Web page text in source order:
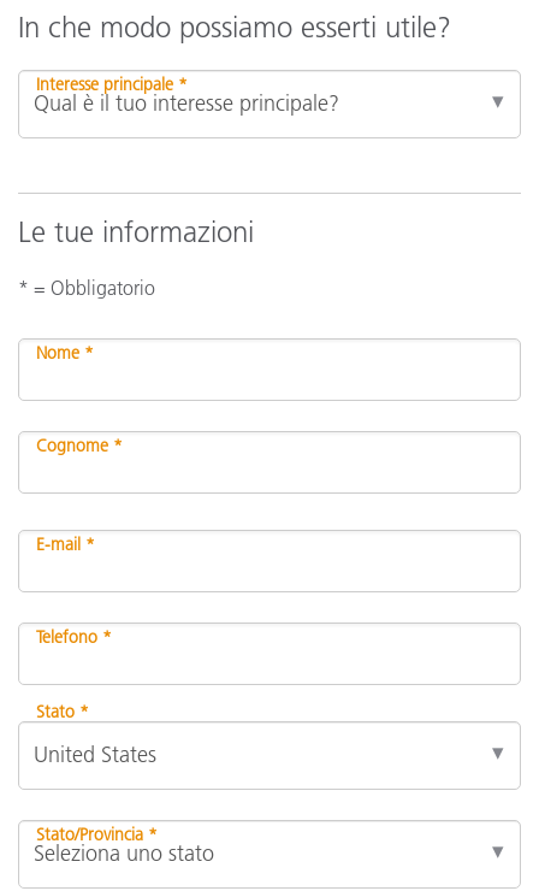
In che modo possiamo esserti utile?
Interesse principale *
Le tue informazioni
* = Obbligatorio
Nome *
Cognome *
E-mail *
Telefono *
Stato *
Stato/Provincia *